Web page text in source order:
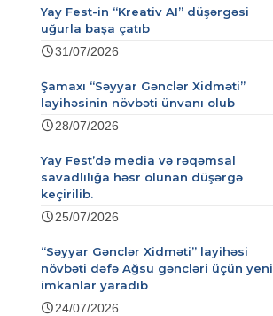
Yay Fest-in “Kreativ AI” düşərgəsi
uğurla başa çatıb
31/07/2026
Şamaxı “Səyyar Gənclər Xidməti”
layihəsinin növbəti ünvanı olub
28/07/2026
Yay Fest’də media və rəqəmsal
savadlılığa həsr olunan düşərgə
keçirilib.
25/07/2026
“Səyyar Gənclər Xidməti” layihəsi
növbəti dəfə Ağsu gəncləri üçün yeni
imkanlar yaradıb
24/07/2026